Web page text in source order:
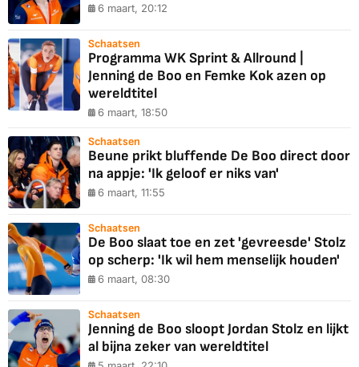
6 maart, 20:12
Schaatsen
Programma WK Sprint & Allround |
Jenning de Boo en Femke Kok azen op
wereldtitel
6 maart, 18:50
Schaatsen
Beune prikt bluffende De Boo direct door
na appje: 'Ik geloof er niks van'
6 maart, 11:55
Schaatsen
De Boo slaat toe en zet 'gevreesde' Stolz
op scherp: 'Ik wil hem menselijk houden'
6 maart, 08:30
Schaatsen
Jenning de Boo sloopt Jordan Stolz en lijkt
al bijna zeker van wereldtitel